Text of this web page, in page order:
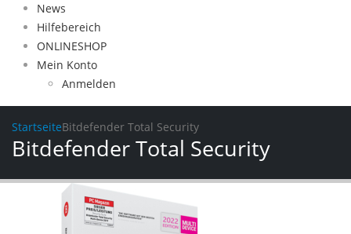
News
Hilfebereich
ONLINESHOP
Mein Konto
Anmelden
StartseiteBitdefender Total Security
Bitdefender Total Security